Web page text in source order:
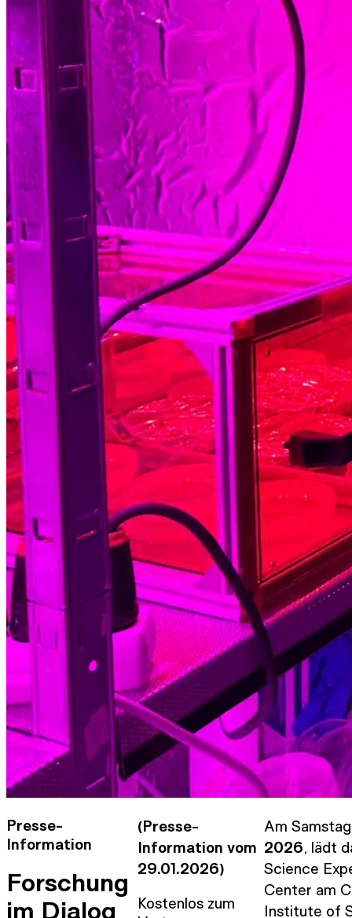
Presse-
Information
Forschung
im Dialog
(Presse-
Information vom
29.01.2026)
Kostenlos zum
Am
2026, lädt
Science
Center am
Institute of